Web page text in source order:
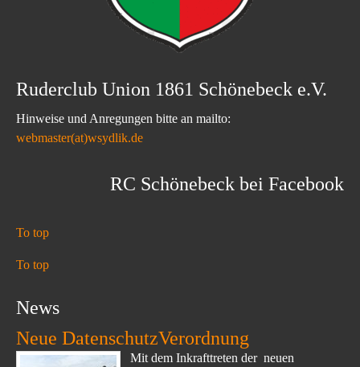
Ruderclub Union 1861 Schönebeck e.V.
Hinweise und Anregungen bitte an mailto:
webmaster(at)wsydlik.de
RC Schönebeck bei Facebook
To top
To top
News
Neue DatenschutzVerordnung
Mit dem Inkrafttreten der neuen